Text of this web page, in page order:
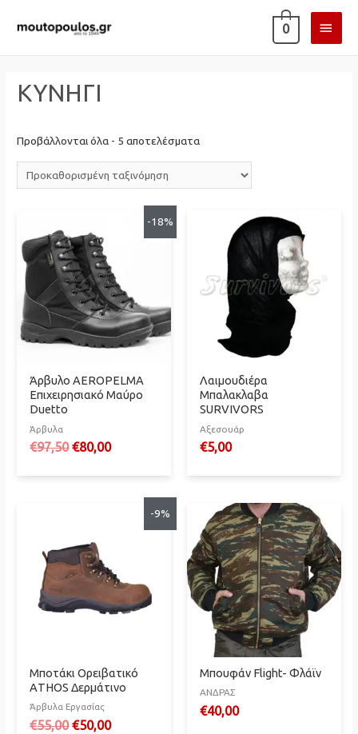
0
ΚΥΝΗΓΙ
Προβάλλονται όλα - 5 αποτελέσματα
-18%
Άρβυλο AEROPELMA
Επιχειρησιακό Μαύρο
Duetto
Άρβυλα
€97,50Original
was:
€80,00Η
τιμή
€80,00.
Λαιμουδιέρα
Μπαλακλαβα
SURVIVORS
Αξεσουάρ
€5,00
-9%
Μποτάκι Ορειβατικό
ΑTHOS Δερμάτινο
Άρβυλα Εργασίας
€55,00Original
€50,00Η
Μπουφάν Flight- Φλάϊν
ΑΝΔΡΑΣ
€40,00